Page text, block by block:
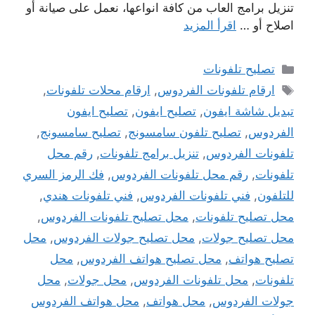
تنزيل برامج العاب من كافة انواعها، نعمل على صيانة أو
اصلاح أو … اقرأ المزيد
التصنيفات
تصليح تلفونات
الوسوم
ارقام تلفونات الفردوس, ارقام محلات تلفونات,
تبديل شاشة ايفون, تصليح ايفون, تصليح ايفون
الفردوس, تصليح تلفون سامسونج, تصليح سامسونج,
تلفونات الفردوس, تنزيل برامج تلفونات, رقم محل
تلفونات, رقم محل تلفونات الفردوس, فك الرمز السري
للتلفون, فني تلفونات الفردوس, فني تلفونات هندي,
محل تصليح تلفونات, محل تصليح تلفونات الفردوس,
محل تصليح جولات, محل تصليح جولات الفردوس, محل
تصليح هواتف, محل تصليح هواتف الفردوس, محل
تلفونات, محل تلفونات الفردوس, محل جولات, محل
جولات الفردوس, محل هواتف, محل هواتف الفردوس